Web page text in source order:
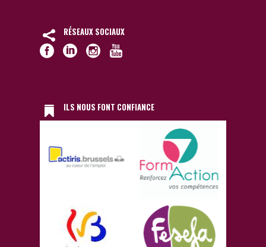
RÉSEAUX SOCIAUX
ILS NOUS FONT CONFIANCE